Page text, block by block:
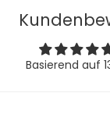
Basierend auf